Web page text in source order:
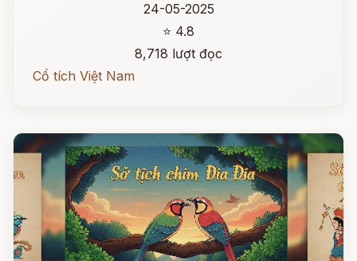
24-05-2025
⭐ 4.8
8,718 lượt đọc
Cổ tích Việt Nam